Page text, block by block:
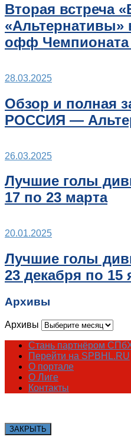
Вторая встреча
«Альтернативы»
офф
28.03.2025
Обзор и полная
РОССИЯ —
26.03.2025
Лучшие голы
17 по 23 марта
20.01.2025
Лучшие голы
23 декабря по 15
Архивы
Архивы
Стань партнёром
Перейти на SPBHL.RU
О портале
О Лиге
Контакты
ЗАКРЫТЬ